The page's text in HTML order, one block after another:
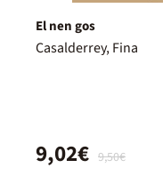
El nen gos
Casalderrey, Fina
9,50€
9,02€